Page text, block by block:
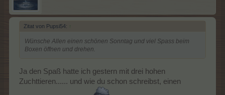
Zitat von Pupsi54: ↑
Wünsche Allen einen schönen Sonntag und viel Spass beim
Boxen öffnen und drehen.
Ja den Spaß hatte ich gestern mit drei hohen
Zuchttieren...... und wie du schon schreibst, einen